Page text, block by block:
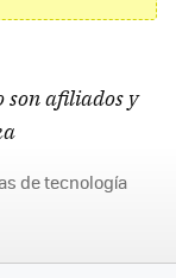
son afiliados y
de tecnología